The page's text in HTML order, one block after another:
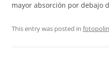
mayor absorción por debajo
This entry was posted in